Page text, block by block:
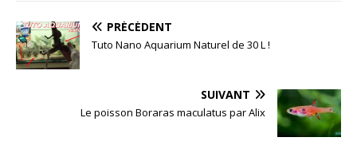
PRÉCÉDENT
Tuto Nano Aquarium Naturel de 30 L !
SUIVANT
Le poisson Boraras maculatus par Alix